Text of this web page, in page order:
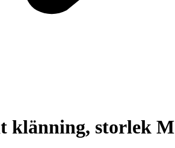
klänning, storlek M